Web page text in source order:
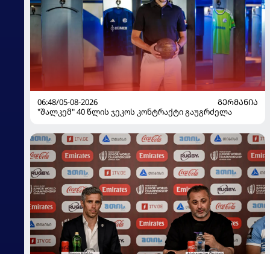
06:48/05-08-2026
ᲒᲔᲠᲛᲐᲜᲘᲐ
"შალკემ" 40 წლის ჯეკოს კონტრაქტი გაუგრძელა